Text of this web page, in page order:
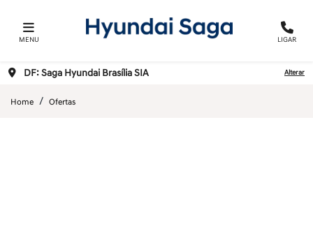
MENU LIGAR
DF: Saga Hyundai Brasília SIA Alterar
Home Ofertas